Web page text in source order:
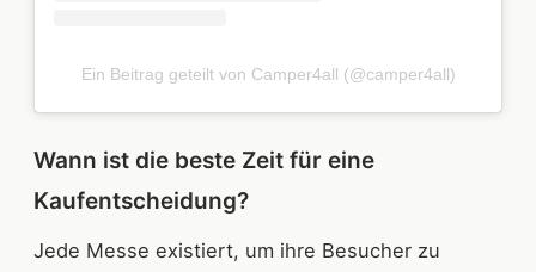
Ein Beitrag geteilt von Camper4all (@camper4all)
Wann ist die beste Zeit für eine
Kaufentscheidung?
Jede Messe existiert, um ihre Besucher zu